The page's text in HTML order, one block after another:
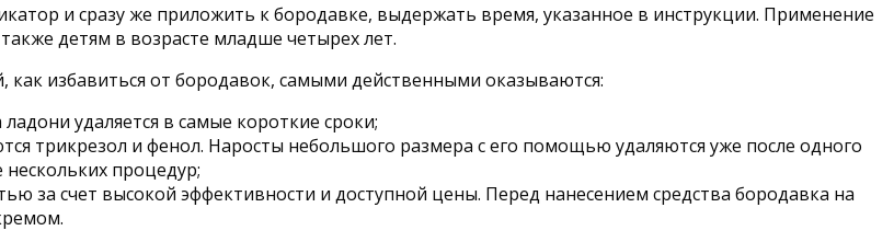
и сразу же приложить к бородавке, выдержать время, указанное в инструкции. Применение
детям в возрасте младше четырех лет.
как избавиться от бородавок, самыми действенными оказываются:
удаляется в самые короткие сроки;
трикрезол и фенол. Наросты небольшого размера с его помощью удаляются уже после одного
процедур;
за счет высокой эффективности и доступной цены. Перед нанесением средства бородавка на